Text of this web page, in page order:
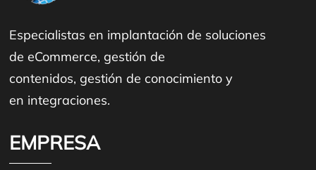
Especialistas en implantación de soluciones
de eCommerce, gestión de
contenidos, gestión de conocimiento y
en integraciones.
EMPRESA